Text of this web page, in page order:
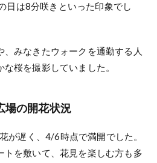
日は8分咲きといった印象でし
みなきたウォークを通勤する人
桜を撮影していました。
場の開花状況
が遅く、4/6時点で満開でした。
トを敷いて、花見を楽しむ方も多